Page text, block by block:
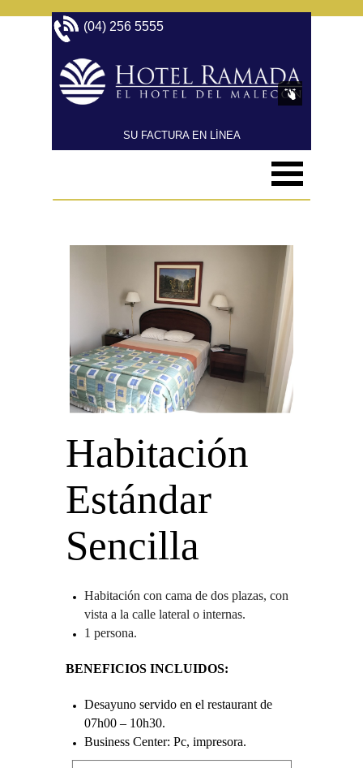
(04) 256 5555
SU FACTURA EN LÍNEA
Habitación
Estándar
Sencilla
Habitación con cama de dos plazas, con
vista a la calle lateral o internas.
1 persona.
BENEFICIOS INCLUIDOS:
Desayuno servido en el restaurant de
07h00 – 10h30.
Business Center: Pc, impresora.
Cocktail de bienvenida en nuestro bar.